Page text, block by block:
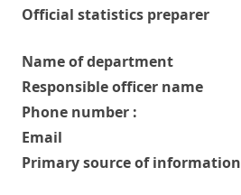
Official statistics preparer
Name of department
Responsible officer name
Phone number :
Email
Primary source of information